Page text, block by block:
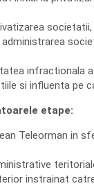
si influenta pe
etape:
Teleorman in
instrainat